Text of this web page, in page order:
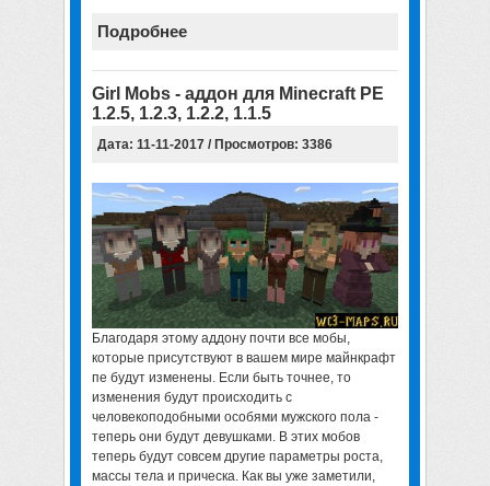
Подробнее
Girl Mobs - аддон для Minecraft PE
1.2.5, 1.2.3, 1.2.2, 1.1.5
Дата: 11-11-2017 / Просмотров: 3386
Благодаря этому аддону почти все мобы,
которые присутствуют в вашем мире майнкрафт
пе будут изменены. Если быть точнее, то
изменения будут происходить с
человекоподобными особями мужского пола -
теперь они будут девушками. В этих мобов
теперь будут совсем другие параметры роста,
массы тела и прическа. Как вы уже заметили,